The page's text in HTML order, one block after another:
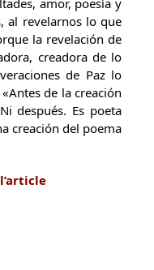
amor, poesía y
al revelarnos lo que
la revelación de
creadora de lo
de Paz lo
de la creación
después. Es poeta
creación del poema